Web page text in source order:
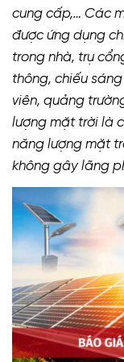
cung cấp,… Các
được ứng dụng
trong nhà, trụ
thông, chiếu
viên, quảng
lượng mặt trời là
năng lượng mặt
không gây lãng